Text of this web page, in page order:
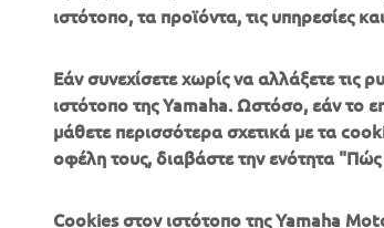
ΕΤΑΙΡΕΊΑ B2B
ιστότοπο, τα προϊόντα, τις υπηρεσίες
Εάν συνεχίσετε χωρίς να αλλάξετε
ιστότοπο της Yamaha. Ωστόσο, εάν το
μάθετε περισσότερα σχετικά με τα
οφέλη τους, διαβάστε την ενότητα
Cookies στον ιστότοπο της Yamaha